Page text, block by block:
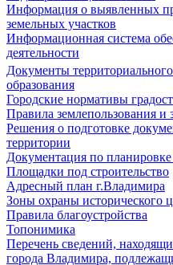
Информация о выявленных
земельных участков
Информационная система
деятельности
Документы
образования
Городские нормативы
Правила землепользования и
Решения о подготовке
территории
Документация по
Площадки под строительство
Адресный план г.Владимира
Зоны охраны исторического
Правила благоустройства
Топонимика
Перечень сведений,
города Владимира,